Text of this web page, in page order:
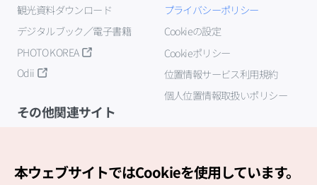
観光資料ダウンロード
デジタルブック／電子書籍
PHOTO KOREA
Odii
プライバシーポリシー
Cookieの設定
Cookieポリシー
位置情報サービス利用規約
個人位置情報取扱いポリシー
その他関連サイト
本ウェブサイトではCookieを使用しています。